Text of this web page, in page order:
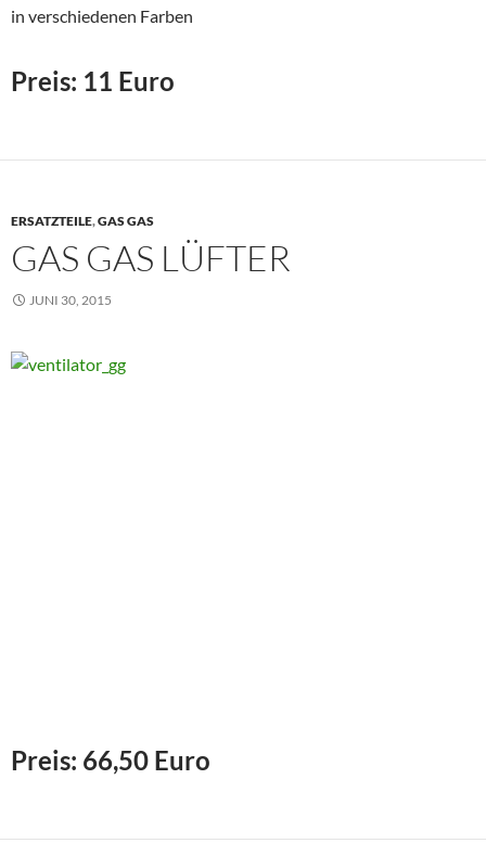
in verschiedenen Farben
Preis: 11 Euro
ERSATZTEILE,GAS GAS
GAS GAS LÜFTER
JUNI 30, 2015
Preis: 66,50 Euro